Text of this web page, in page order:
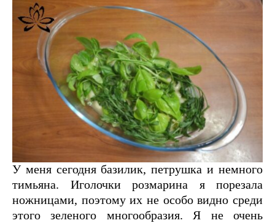
У меня сегодня базилик, петрушка и немного
тимьяна. Иголочки розмарина я порезала
ножницами, поэтому их не особо видно среди
этого зеленого многообразия. Я не очень